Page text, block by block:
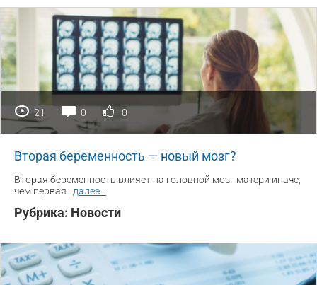
21 0 0
Вторая беременность — новый мозг?
Вторая беременность влияет на головной мозг матери иначе,
чем первая. далее...
Рубрика: Новости